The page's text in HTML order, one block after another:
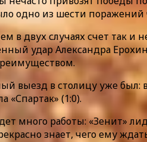
одно из шести
в двух случаях счет
удар Александра
в столицу уже был: в
«Спартак» (1:0).
много работы: «Зенит»
знает, чего ему